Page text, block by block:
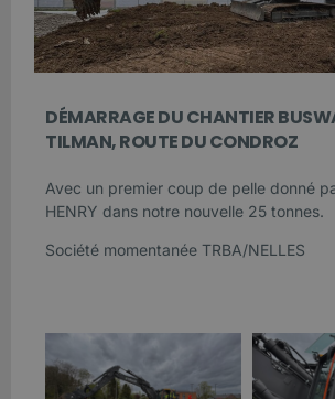
DÉMARRAGE DU CHANTIER
TILMAN, ROUTE DU CONDROZ
Avec un premier coup de pelle donné
HENRY dans notre nouvelle 25 tonnes.
Société momentanée TRBA/NELLES